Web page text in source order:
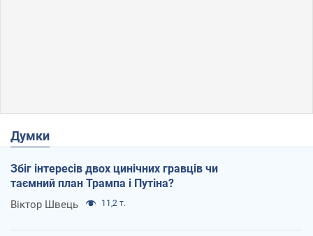
Думки
Збіг інтересів двох цинічних гравців чи
таємний план Трампа і Путіна?
Віктор Швець 11,2 т.